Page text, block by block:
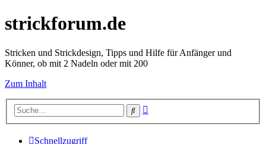
strickforum.de
Stricken und Strickdesign, Tipps und Hilfe für Anfänger und
Könner, ob mit 2 Nadeln oder mit 200
Zum Inhalt
Suche
Schnellzugriff